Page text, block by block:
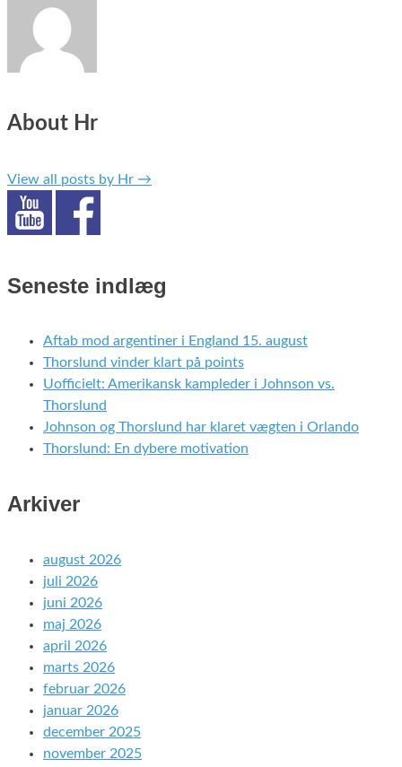
About Hr
View all posts by Hr →
Seneste indlæg
Aftab mod argentiner i England 15. august
Thorslund vinder klart på points
Uofficielt: Amerikansk kampleder i Johnson vs.
Thorslund
Johnson og Thorslund har klaret vægten i Orlando
Thorslund: En dybere motivation
Arkiver
august 2026
juli 2026
juni 2026
maj 2026
april 2026
marts 2026
februar 2026
januar 2026
december 2025
november 2025